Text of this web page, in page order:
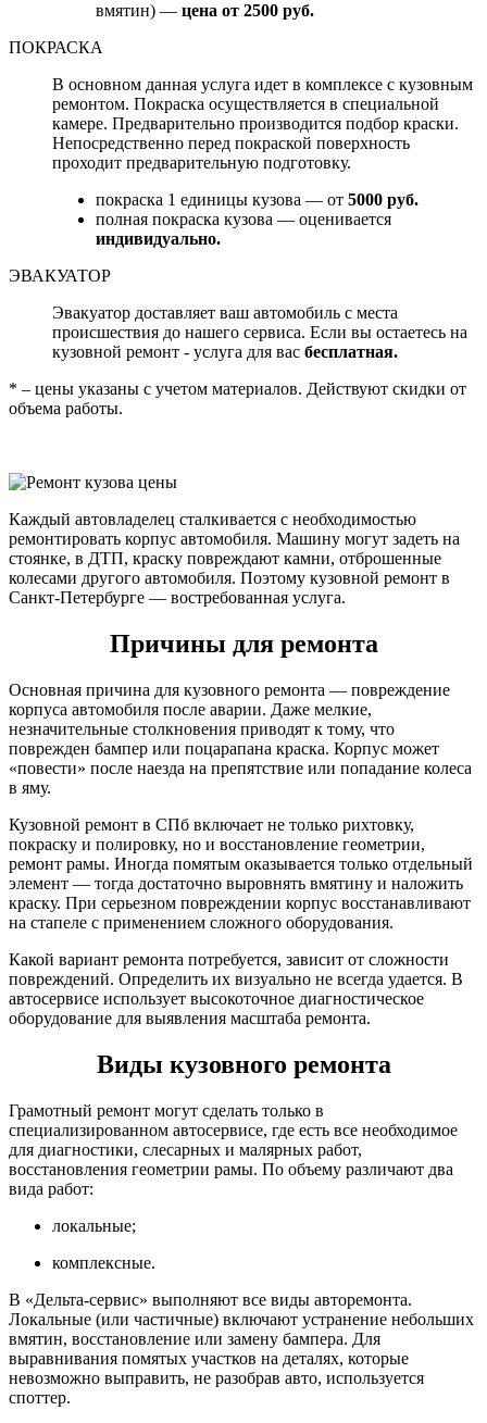
вмятин) — цена от 2500 руб.
ПОКРАСКА
В основном данная услуга идет в комплексе с кузовным
ремонтом. Покраска осуществляется в специальной
камере. Предварительно производится подбор краски.
Непосредственно перед покраской поверхность
проходит предварительную подготовку.
покраска 1 единицы кузова — от 5000 руб.
полная покраска кузова — оценивается
индивидуально.
ЭВАКУАТОР
Эвакуатор доставляет ваш автомобиль с места
происшествия до нашего сервиса. Если вы остаетесь на
кузовной ремонт - услуга для вас бесплатная.
* – цены указаны с учетом материалов. Действуют скидки от
объема работы.
Каждый автовладелец сталкивается с необходимостью
ремонтировать корпус автомобиля. Машину могут задеть на
стоянке, в ДТП, краску повреждают камни, отброшенные
колесами другого автомобиля. Поэтому кузовной ремонт в
Санкт-Петербурге — востребованная услуга.
Причины для ремонта
Основная причина для кузовного ремонта — повреждение
корпуса автомобиля после аварии. Даже мелкие,
незначительные столкновения приводят к тому, что
поврежден бампер или поцарапана краска. Корпус может
«повести» после наезда на препятствие или попадание колеса
в яму.
Кузовной ремонт в СПб включает не только рихтовку,
покраску и полировку, но и восстановление геометрии,
ремонт рамы. Иногда помятым оказывается только отдельный
элемент — тогда достаточно выровнять вмятину и наложить
краску. При серьезном повреждении корпус восстанавливают
на стапеле с применением сложного оборудования.
Какой вариант ремонта потребуется, зависит от сложности
повреждений. Определить их визуально не всегда удается. В
автосервисе использует высокоточное диагностическое
оборудование для выявления масштаба ремонта.
Виды кузовного ремонта
Грамотный ремонт могут сделать только в
специализированном автосервисе, где есть все необходимое
для диагностики, слесарных и малярных работ,
восстановления геометрии рамы. По объему различают два
вида работ:
локальные;
комплексные.
В «Дельта-сервис» выполняют все виды авторемонта.
Локальные (или частичные) включают устранение небольших
вмятин, восстановление или замену бампера. Для
выравнивания помятых участков на деталях, которые
невозможно выправить, не разобрав авто, используется
споттер.